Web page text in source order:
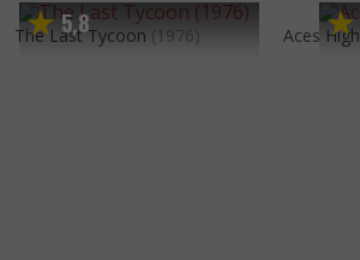
5,8
The Last Tycoon (1976) Aces High